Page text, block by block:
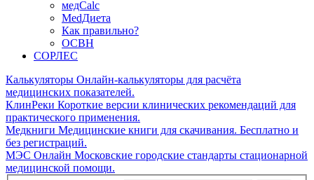
медCalc
MedДиета
Как правильно?
ОСВН
СОРЛЕС
Калькуляторы Онлайн-калькуляторы для расчёта
медицинских показателей.
КлинРеки Короткие версии клинических рекомендаций для
практического применения.
Медкниги Медицинские книги для скачивания. Бесплатно и
без регистраций.
МЭС Онлайн Московские городские стандарты стационарной
медицинской помощи.